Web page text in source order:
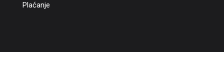
Plaćanje